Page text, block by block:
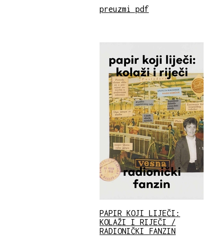
preuzmi pdf
PAPIR KOJI LIJEČI:
KOLAŽI I RIJEČI /
RADIONIČKI FANZIN